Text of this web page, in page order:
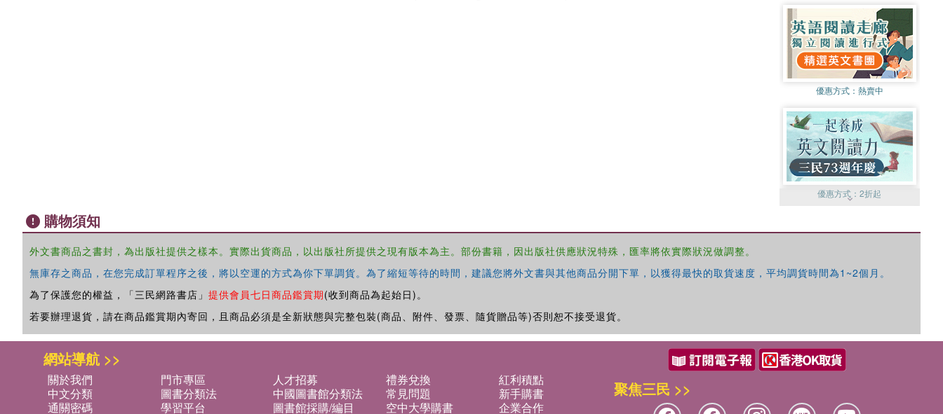
優惠方式： 熱賣中
優惠方式：2折起
購物須知
外文書商品之書封，為出版社提供之樣本。實際出貨商品，以出版社所提供之現有版本為主。部份書籍，因出版社供應狀況特殊，匯率將依實際狀況做調整。
無庫存之商品，在您完成訂單程序之後，將以空運的方式為你下單調貨。為了縮短等待的時間，建議您將外文書與其他商品分開下單，以獲得最快的取貨速度，平均調貨時間為1~2個月。
為了保護您的權益，「三民網路書店」 提供會員七日商品鑑賞期(收到商品為起始日)。
若要辦理退貨，請在商品鑑賞期內寄回，且商品必須是全新狀態與完整包裝(商品、附件、發票、隨貨贈品等)否則恕不接受退貨。
網站導航 >>
關於我們 門市專區 人才招募 禮券兌換
紅利積點
中文分類
圖書分類法 中國圖書館分類法 常見問題
新手購書
通關密碼
學習平台 圖書館採購/編目 空中大學購書
企業合作
聚焦三民 >>